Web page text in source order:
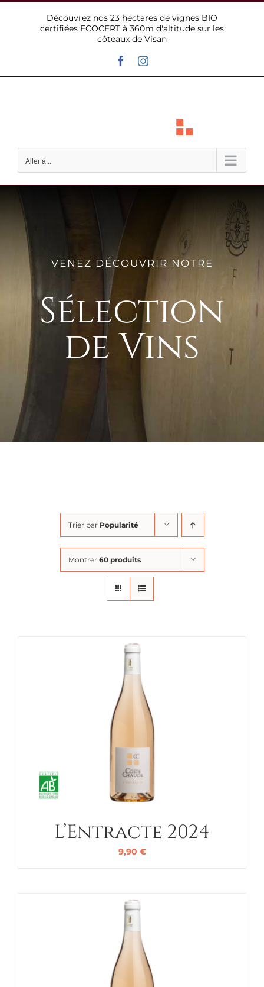
Découvrez nos 23 hectares de vignes BIO
certifiées ECOCERT à 360m d'altitude sur les
côteaux de Visan
FacebookInstagram
Aller à...
VENEZ DÉCOUVRIR NOTRE
Sélection
de Vins
Trier par Popularité
Montrer 60 produits
L’Entracte 2024
9,90 €